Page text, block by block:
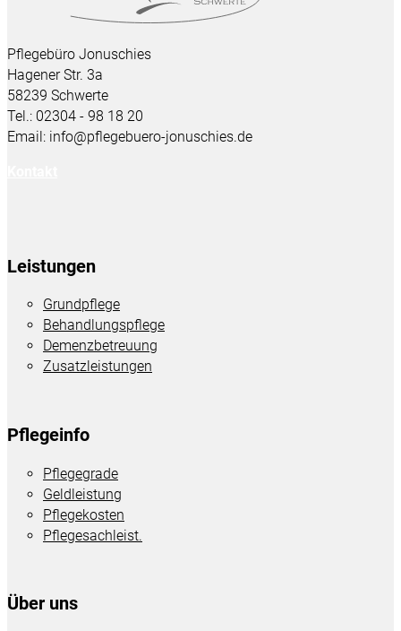
Pflegebüro Jonuschies
Hagener Str. 3a
58239 Schwerte
Tel.: 02304 - 98 18 20
Email: info@pflegebuero-jonuschies.de
Leistungen
Grundpflege
Behandlungspflege
Demenzbetreuung
Zusatzleistungen
Pflegeinfo
Pflegegrade
Geldleistung
Pflegekosten
Pflegesachleist.
Über uns